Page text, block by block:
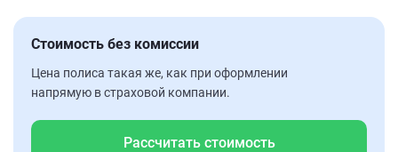
Стоимость без комиссии
Цена полиса такая же, как при оформлении
напрямую в страховой компании.
Рассчитать стоимость